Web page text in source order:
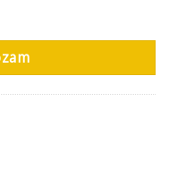
Y-Sub, RCA - 2 RCA, 2